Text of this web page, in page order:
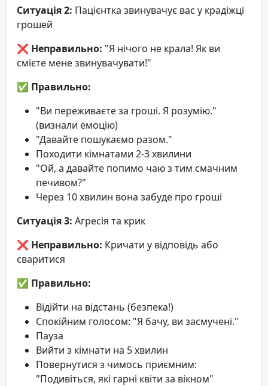
Ситуація 2: Пацієнтка звинувачує вас у крадіжці
грошей
❌ Неправильно: "Я нічого не крала! Як ви
смієте мене звинувачувати!"
✅ Правильно:
"Ви переживаєте за гроші. Я розумію."
(визнали емоцію)
"Давайте пошукаємо разом."
Походити кімнатами 2-3 хвилини
"Ой, а давайте попимо чаю з тим смачним
печивом?"
Через 10 хвилин вона забуде про гроші
Ситуація 3: Агресія та крик
❌ Неправильно: Кричати у відповідь або
сваритися
✅ Правильно:
Відійти на відстань (безпека!)
Спокійним голосом: "Я бачу, ви засмучені."
Пауза
Вийти з кімнати на 5 хвилин
Повернутися з чимось приємним:
"Подивіться, які гарні квіти за вікном"